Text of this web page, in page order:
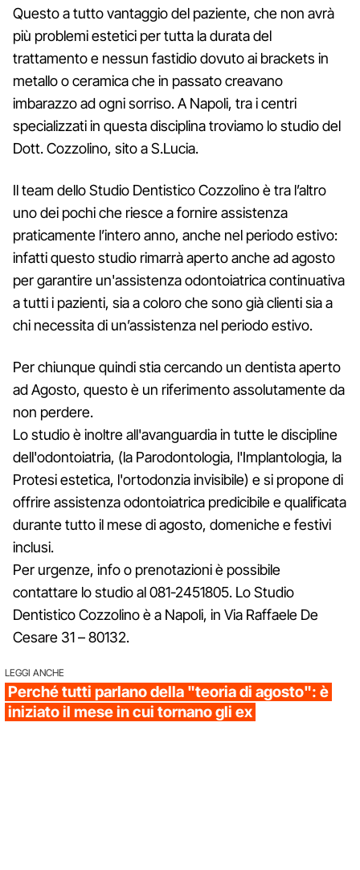
Questo a tutto vantaggio del paziente, che non avrà
più problemi estetici per tutta la durata del
trattamento e nessun fastidio dovuto ai brackets in
metallo o ceramica che in passato creavano
imbarazzo ad ogni sorriso. A Napoli, tra i centri
specializzati in questa disciplina troviamo lo studio del
Dott. Cozzolino, sito a S.Lucia.
Il team dello Studio Dentistico Cozzolino è tra l’altro
uno dei pochi che riesce a fornire assistenza
praticamente l’intero anno, anche nel periodo estivo:
infatti questo studio rimarrà aperto anche ad agosto
per garantire un'assistenza odontoiatrica continuativa
a tutti i pazienti, sia a coloro che sono già clienti sia a
chi necessita di un’assistenza nel periodo estivo.
Per chiunque quindi stia cercando un dentista aperto
ad Agosto, questo è un riferimento assolutamente da
non perdere.
Lo studio è inoltre all'avanguardia in tutte le discipline
dell'odontoiatria, (la Parodontologia, l'Implantologia, la
Protesi estetica, l'ortodonzia invisibile) e si propone di
offrire assistenza odontoiatrica predicibile e qualificata
durante tutto il mese di agosto, domeniche e festivi
inclusi.
Per urgenze, info o prenotazioni è possibile
contattare lo studio al 081-2451805. Lo Studio
Dentistico Cozzolino è a Napoli, in Via Raffaele De
Cesare 31 – 80132.
LEGGI ANCHE
Perché tutti parlano della "teoria di agosto": è
iniziato il mese in cui tornano gli ex